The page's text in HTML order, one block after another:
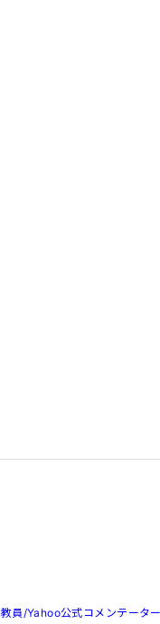
員/Yahoo公式コメンテータ